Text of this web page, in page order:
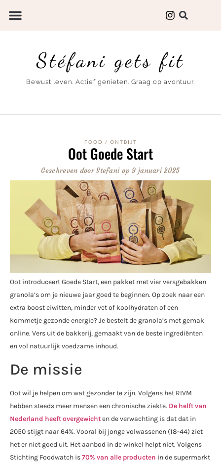
Stéfani gets fit
Bewust leven. Actief genieten. Graag op avontuur.
FOOD / ONTBIJT
Oot Goede Start
Geschreven doorStefani op 9 januari 2025
Oot introduceert Goede Start, een pakket met vier versgebakken
granola’s om je nieuwe jaar goed te beginnen. Op zoek naar een
extra boost eiwitten, minder vet of koolhydraten of een
kommetje gezonde energie? Je bestelt de granola’s met gemak
online. Vers uit de bakkerij, gemaakt van de beste ingrediënten
en vol natuurlijk voedzame inhoud.
De missie
Oot wil je helpen om wat gezonder te zijn. Volgens het RIVM
hebben steeds meer mensen een chronische ziekte. De helft van
Nederland heeft overgewichten de verwachting is dat dat in
2050 stijgt naar 64%. Vooral bij jonge volwassenen (18-44) ziet
het er niet goed uit. Het aanbod in de winkel helpt niet. Volgens
Stichting Foodwatch is70% van alle producten in de supermarkt